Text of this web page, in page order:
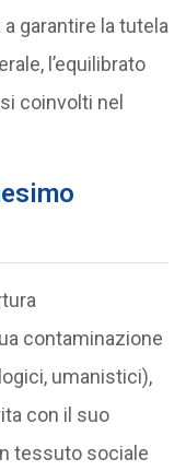
garantire la tutela
l’equilibrato
coinvolti nel
contaminazione
umanistici),
con il suo
tessuto sociale